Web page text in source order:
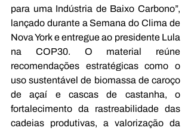
para uma Indústria de Baixo Carbono”,
lançado durante a Semana do Clima de
Nova York e entregue ao presidente Lula
na COP30. O material reúne
recomendações estratégicas como o
uso sustentável de biomassa de caroço
de açaí e cascas de castanha, o
fortalecimento da rastreabilidade das
cadeias produtivas, a valorização da